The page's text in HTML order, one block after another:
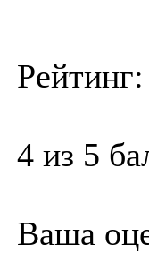
Рейтинг:
4 из 5
Ваша